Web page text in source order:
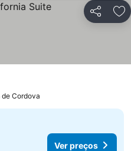
Partilhar
Cordova
Ver preços